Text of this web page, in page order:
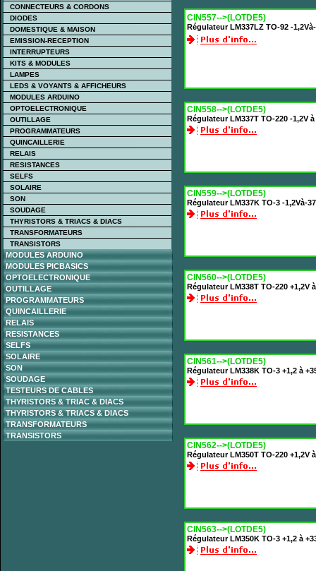
CONNECTEURS & CORDONS
DIODES
DOMESTIQUE & MAISON
EMISSION-RECEPTION
INTERRUPTEURS
KITS & MODULES
LAMPES
LEDS & VOYANTS & AFFICHEURS
MODULES ARDUINO
OPTOELECTRONIQUE
OUTILLAGE
PROGRAMMATEURS
QUINCAILLERIE
RELAIS
RESISTANCES
SELFS
SOLAIRE
SON
SOUDAGE
THYRISTORS & TRIACS & DIACS
TRANSFORMATEURS
TRANSISTORS
MODULES ARDUINO
MODULES PICBASICS
OPTOELECTRONIQUE
OUTILLAGE
PROGRAMMATEURS
QUINCAILLERIE
RELAIS
RESISTANCES
SELFS
SOLAIRE
SON
SOUDAGE
TESTEURS DE CABLES
THYRISTORS & TRIAC & DIACS
THYRISTORS & TRIACS & DIACS
TRANSFORMATEURS
TRANSISTORS
CIN557-->(LOTDE5)
Régulateur LM337LZ TO-92 -
CIN558-->(LOTDE5)
Régulateur LM337T TO-220 -1,2V à
CIN559-->(LOTDE5)
Régulateur LM337K TO-3 -1,2Và-
CIN560-->(LOTDE5)
Régulateur LM338T TO-220 +1,2V
CIN561-->(LOTDE5)
Régulateur LM338K TO-3 +1,2 à
CIN562-->(LOTDE5)
Régulateur LM350T TO-220 +1,2V
CIN563-->(LOTDE5)
Régulateur LM350K TO-3 +1,2 à